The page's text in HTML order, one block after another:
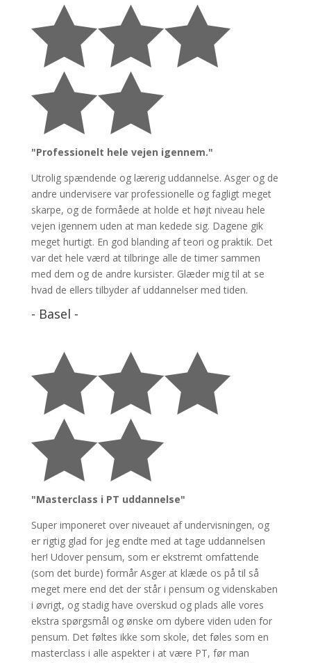


"Professionelt hele vejen igennem."
Utrolig spændende og lærerig uddannelse. Asger og de
andre undervisere var professionelle og fagligt meget
skarpe, og de formåede at holde et højt niveau hele
vejen igennem uden at man kedede sig. Dagene gik
meget hurtigt. En god blanding af teori og praktik. Det
var det hele værd at tilbringe alle de timer sammen
med dem og de andre kursister. Glæder mig til at se
hvad de ellers tilbyder af uddannelser med tiden.
- Basel -


"Masterclass i PT uddannelse"
Super imponeret over niveauet af undervisningen, og
er rigtig glad for jeg endte med at tage uddannelsen
her! Udover pensum, som er ekstremt omfattende
(som det burde) formår Asger at klæde os på til så
meget mere end det der står i pensum og videnskaben
i øvrigt, og stadig have overskud og plads alle vores
ekstra spørgsmål og ønske om dybere viden uden for
pensum. Det føltes ikke som skole, det føles som en
masterclass i alle aspekter i at være PT, før man